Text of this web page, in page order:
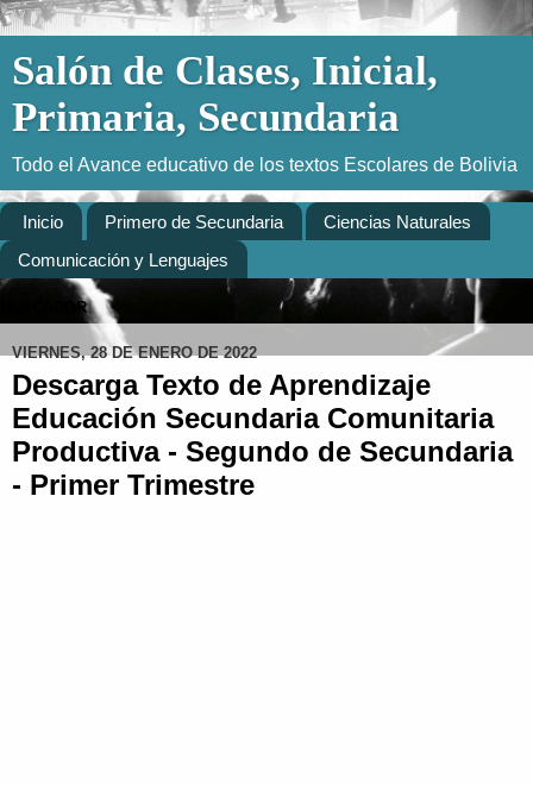
Salón de Clases, Inicial,
Primaria, Secundaria
Todo el Avance educativo de los textos Escolares de Bolivia
Inicio Primero de Secundaria
Ciencias Naturales
Comunicación y Lenguajes
BUSCADOR
VIERNES, 28 DE ENERO DE 2022
Descarga Texto de Aprendizaje
Educación Secundaria Comunitaria
Productiva - Segundo de Secundaria
- Primer Trimestre